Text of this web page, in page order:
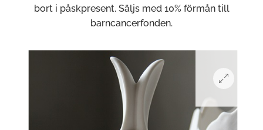
bort i påskpresent. Säljs med 10% förmån till
barncancerfonden.